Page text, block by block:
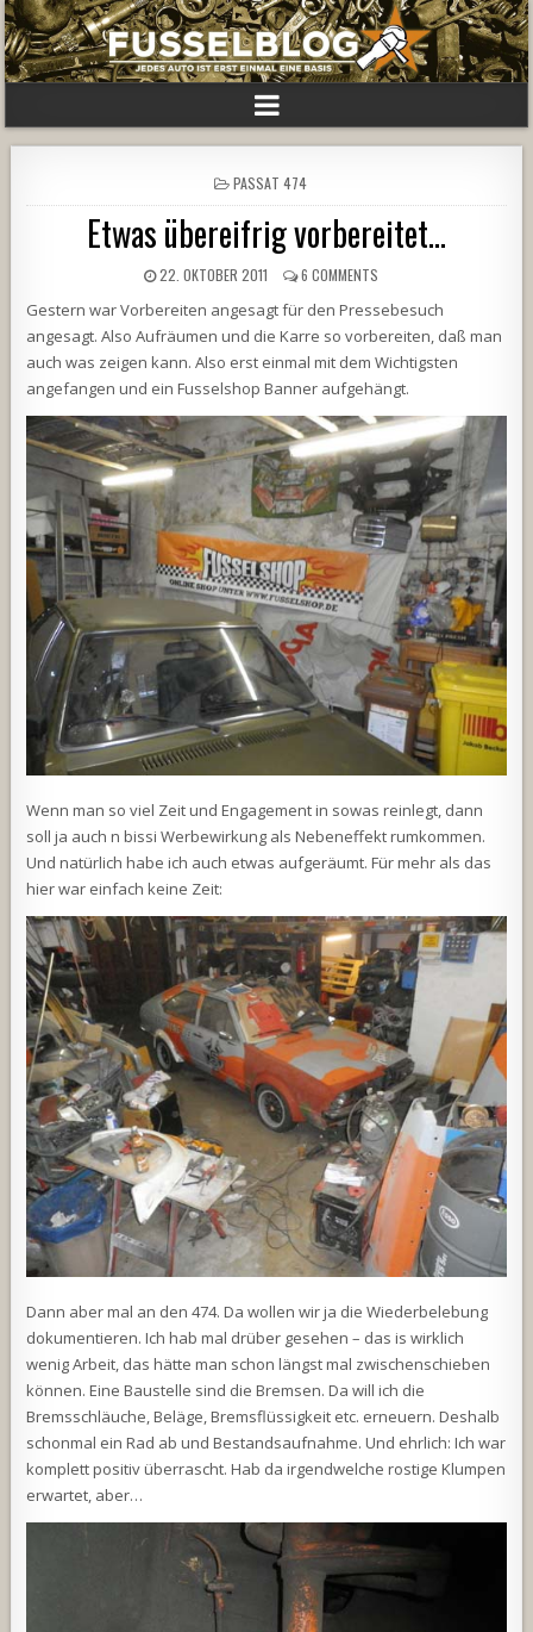
POSTED
IN
PASSAT 474
Etwas übereifrig vorbereitet…
22. OKTOBER 2011 6 COMMENTS
Gestern war Vorbereiten angesagt für den Pressebesuch
angesagt. Also Aufräumen und die Karre so vorbereiten, daß man
auch was zeigen kann. Also erst einmal mit dem Wichtigsten
angefangen und ein Fusselshop Banner aufgehängt.
Wenn man so viel Zeit und Engagement in sowas reinlegt, dann
soll ja auch n bissi Werbewirkung als Nebeneffekt rumkommen.
Und natürlich habe ich auch etwas aufgeräumt. Für mehr als das
hier war einfach keine Zeit:
Dann aber mal an den 474. Da wollen wir ja die Wiederbelebung
dokumentieren. Ich hab mal drüber gesehen – das is wirklich
wenig Arbeit, das hätte man schon längst mal zwischenschieben
können. Eine Baustelle sind die Bremsen. Da will ich die
Bremsschläuche, Beläge, Bremsflüssigkeit etc. erneuern. Deshalb
schonmal ein Rad ab und Bestandsaufnahme. Und ehrlich: Ich war
komplett positiv überrascht. Hab da irgendwelche rostige Klumpen
erwartet, aber…